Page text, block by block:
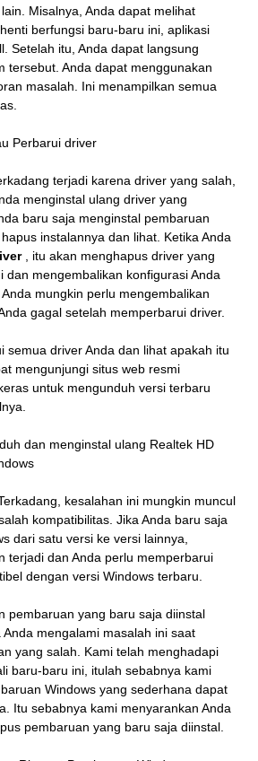
Misalnya, Anda dapat melihat
berfungsi baru-baru ini, aplikasi
Setelah itu, Anda dapat langsung
tersebut. Anda dapat menggunakan
masalah. Ini menampilkan semua
Perbarui driver
terjadi karena driver yang salah,
menginstal ulang driver yang
baru saja menginstal pembaruan
instalannya dan lihat. Ketika Anda
, itu akan menghapus driver yang
dan mengembalikan konfigurasi Anda
mungkin perlu mengembalikan
gagal setelah memperbarui driver.
semua driver Anda dan lihat apakah itu
mengunjungi situs web resmi
untuk mengunduh versi terbaru
dan menginstal ulang Realtek HD
kesalahan ini mungkin muncul
kompatibilitas. Jika Anda baru saja
dari satu versi ke versi lainnya,
terjadi dan Anda perlu memperbarui
dengan versi Windows terbaru.
pembaruan yang baru saja diinstal
mengalami masalah ini saat
yang salah. Kami telah menghadapi
baru-baru ini, itulah sebabnya kami
Windows yang sederhana dapat
Itu sebabnya kami menyarankan Anda
pembaruan yang baru saja diinstal.